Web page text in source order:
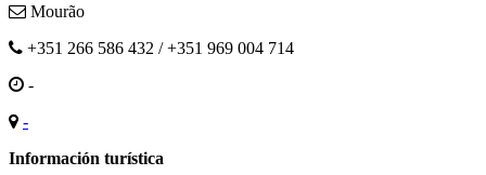
Mourão
+351 266 586 432 / +351 969 004 714
-
-
Información turística